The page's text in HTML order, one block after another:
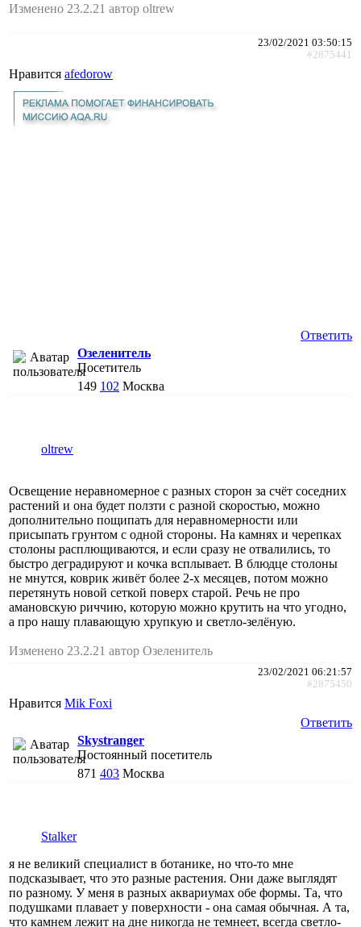
Изменено 23.2.21 автор oltrew
23/02/2021 03:50:15
#2875441
Нравится afedorow
Ответить
Озеленитель
Посетитель
149 102 Москва
oltrew
Освещение неравномерное с разных сторон за счёт соседних
растений и она будет ползти с разной скоростью, можно
дополнительно пощипать для неравномерности или
присыпать грунтом с одной стороны. На камнях и черепках
столоны расплющиваются, и если сразу не отвалились, то
быстро деградируют и кочка всплывает. В блюдце столоны
не мнутся, коврик живёт более 2-х месяцев, потом можно
перетянуть новой сеткой поверх старой. Речь не про
амановскую риччию, которую можно крутить на что угодно,
а про нашу плавающую хрупкую и светло-зелёную.
Изменено 23.2.21 автор Озеленитель
23/02/2021 06:21:57
#2875450
Нравится Mik Foxi
Ответить
Skystranger
Постоянный посетитель
871 403 Москва
Stalker
я не великий специалист в ботанике, но что-то мне
подсказывает, что это разные растения. Они даже выглядят
по разному. У меня в разных аквариумах обе формы. Та, что
подушками плавает у поверхности - она самая обычная. А та,
что камнем лежит на дне никогда не темнеет, всегда светло-